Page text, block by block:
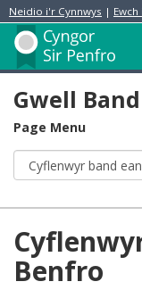
Neidio i'r Cynnwys |
Gwell
Page Menu
Benfro